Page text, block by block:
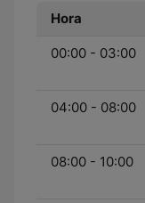
Hora
00:00 - 03:00
04:00 - 08:00
08:00 - 10:00